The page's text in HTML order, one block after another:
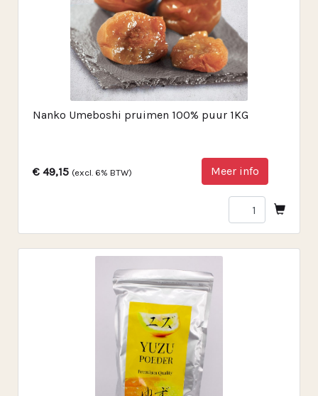
Nanko Umeboshi pruimen 100% puur 1KG
€ 49,15 (excl. 6% BTW) Meer info